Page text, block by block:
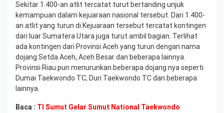
Sekitar 1.400-an atlit tercatat turut bertanding unjuk
kemampuan dalam kejuaraan nasional tersebut. Dari 1.400-
an atlit yang turun di Kejuaraan tersebut tercatat kontingen
dari luar Sumatera Utara juga turut ambil bagian. Terlihat
ada kontingen dari Provinsi Aceh yang turun dengan nama
dojang Setda Aceh, Aceh Besar dan beberapa lainnya.
Provinsi Riau pun menurunkan beberapa dojang nya seperti
Dumai Taekwondo TC, Duri Taekwondo TC dan beberapa
lainnya.
Baca : TI Sumut Gelar Sumut National Taekwondo